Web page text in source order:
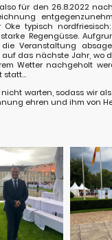
für den 26.8.2022
typisch
Regengüsse.
die Veranstaltung
das nächste Jahr, wo
Wetter nachgeholt
statt...
warten, sodass wir
ehren und ihm von